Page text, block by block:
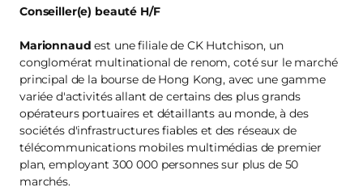
Conseiller(e) beauté H/F
Marionnaud est une filiale de CK Hutchison, un
conglomérat multinational de renom, coté sur le marché
principal de la bourse de Hong Kong, avec une gamme
variée d'activités allant de certains des plus grands
opérateurs portuaires et détaillants au monde, à des
sociétés d'infrastructures fiables et des réseaux de
télécommunications mobiles multimédias de premier
plan, employant 300 000 personnes sur plus de 50
marchés.